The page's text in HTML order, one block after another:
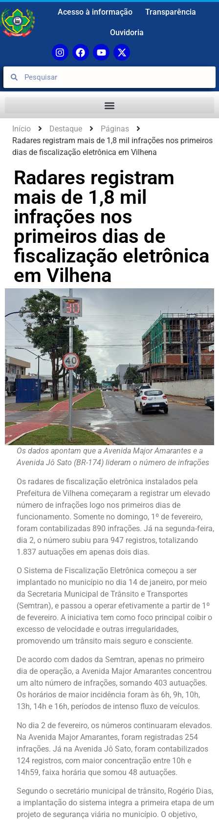
Acesso à informação Transparência
Ouvidoria
Início Destaque
Páginas
Radares registram mais de 1,8 mil infrações nos primeiros
dias de fiscalização eletrônica em Vilhena
Radares registram
mais de 1,8 mil
infrações nos
primeiros dias de
fiscalização eletrônica
em Vilhena
Os dados apontam que a Avenida Major Amarantes e a
Avenida Jô Sato (BR-174) lideram o número de infrações
Os radares de fiscalização eletrônica instalados pela
Prefeitura de Vilhena começaram a registrar um elevado
número de infrações logo nos primeiros dias de
funcionamento. Somente no domingo, 1º de fevereiro,
foram contabilizadas 890 infrações. Já na segunda-feira,
dia 2, o número subiu para 947 registros, totalizando
1.837 autuações em apenas dois dias.
O Sistema de Fiscalização Eletrônica começou a ser
implantado no município no dia 14 de janeiro, por meio
da Secretaria Municipal de Trânsito e Transportes
(Semtran), e passou a operar efetivamente a partir de 1º
de fevereiro. A iniciativa tem como foco principal coibir o
excesso de velocidade e outras irregularidades,
promovendo um trânsito mais seguro e consciente.
De acordo com dados da Semtran, apenas no primeiro
dia de operação, a Avenida Major Amarantes concentrou
um alto número de infrações, somando 403 autuações.
Os horários de maior incidência foram às 6h, 9h, 10h,
13h, 14h e 16h, períodos de intenso fluxo de veículos.
No dia 2 de fevereiro, os números continuaram elevados.
Na Avenida Major Amarantes, foram registradas 254
infrações. Já na Avenida Jô Sato, foram contabilizados
124 registros, com maior concentração entre 10h e
14h59, faixa horária que somou 48 autuações.
Segundo o secretário municipal de trânsito, Rogério Dias,
a implantação do sistema integra a primeira etapa de um
projeto de segurança viária no município. O objetivo,